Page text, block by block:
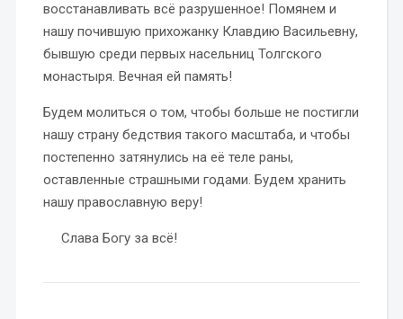
восстанавливать всё разрушенное! Помянем и
нашу почившую прихожанку Клавдию Васильевну,
бывшую среди первых насельниц Толгского
монастыря. Вечная ей память!
Будем молиться о том, чтобы больше не постигли
нашу страну бедствия такого масштаба, и чтобы
постепенно затянулись на её теле раны,
оставленные страшными годами. Будем хранить
нашу православную веру!
Слава Богу за всё!